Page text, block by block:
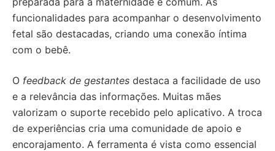
funcionalidades para acompanhar o desenvolvimento
fetal são destacadas, criando uma conexão íntima
com o bebê.
O feedback de gestantes destaca a facilidade de uso
e a relevância das informações. Muitas mães
valorizam o suporte recebido pelo aplicativo. A troca
de experiências cria uma comunidade de apoio e
encorajamento. A ferramenta é vista como essencial